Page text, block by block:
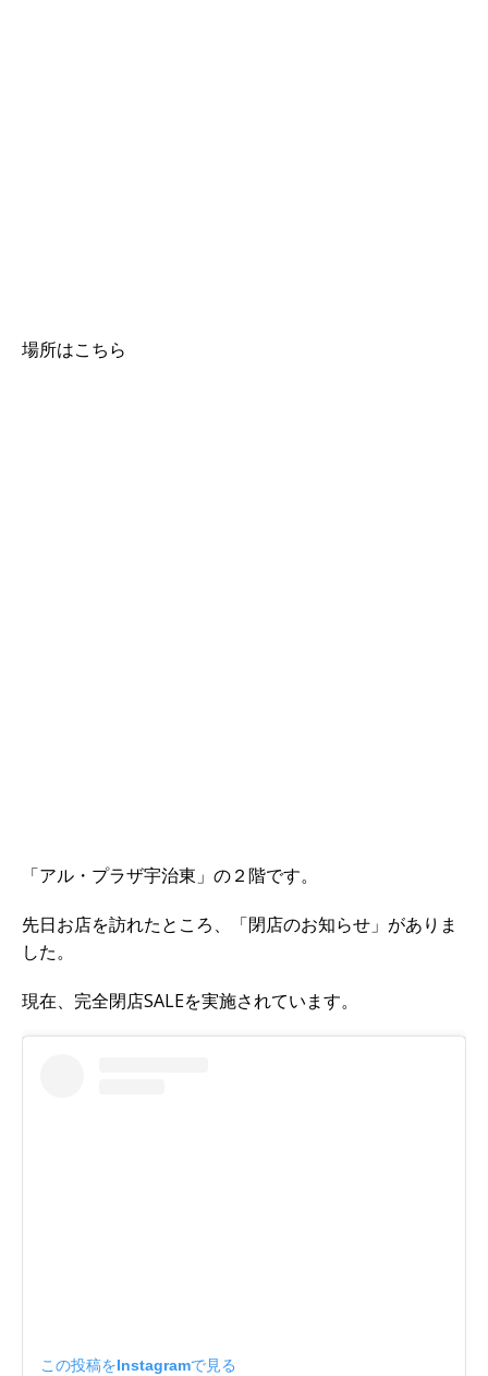
場所はこちら
「アル・プラザ宇治東」の２階です。
先日お店を訪れたところ、「閉店のお知らせ」がありま
した。
現在、完全閉店SALEを実施されています。
この投稿をInstagramで見る